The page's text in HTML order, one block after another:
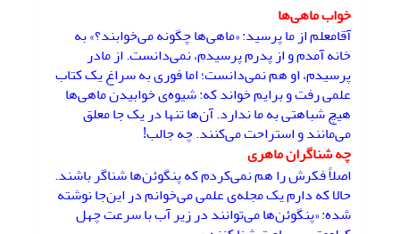
خواب ماهی‌ها
آقامعلم از ما پرسید: «ماهی‌ها چگونه می‌خوابند؟» به
خانه آمدم و از پدرم پرسیدم، نمی‌دانست. از مادر
پرسیدم، او هم نمی‌دانست؛ اما فوری به سراغ یک کتاب
علمی رفت و برایم خواند که: شیوه‌ی خوابیدن ماهی‌ها
هیچ شباهتی به ما ندارد. آن‌ها تنها در یک جا معلق
می‌مانند و استراحت می‌کنند. چه جالب!
چه شناگران ماهری
اصلاً فکرش را هم نمی‌کردم که پنگوئن‌ها شناگر باشند.
حالا که دارم یک مجله‌ی علمی می‌خوانم در این‌جا نوشته
شده: «پنگوئن‌ها می‌توانند در زیر آب با سرعت چهل